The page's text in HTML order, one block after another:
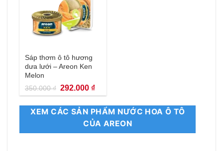
Sáp thơm ô tô hương
dưa lưới – Areon Ken
Melon
350.000₫ Giá
gốc
là:
350.000 ₫.
292.000 ₫Giá
hiện
tại
là:
292.000 ₫.
XEM CÁC SẢN PHẨM NƯỚC HOA Ô TÔ
CỦA AREON